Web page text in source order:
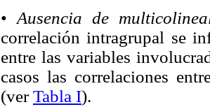
• Ausencia de
correlación intragrupal se
entre las variables
casos las correlaciones
(verTabla I).